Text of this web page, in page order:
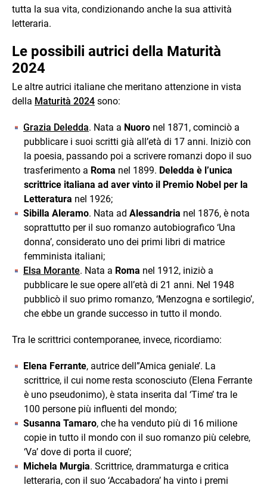
tutta la sua vita, condizionando anche la sua attività
letteraria.
Le possibili autrici della Maturità
2024
Le altre autrici italiane che meritano attenzione in vista
della Maturità 2024 sono:
Grazia Deledda. Nata a Nuoro nel 1871, cominciò a
pubblicare i suoi scritti già all’età di 17 anni. Iniziò con
la poesia, passando poi a scrivere romanzi dopo il suo
trasferimento a Roma nel 1899. Deledda è l’unica
scrittrice italiana ad aver vinto il Premio Nobel per la
Letteratura nel 1926;
Sibilla Aleramo. Nata ad Alessandria nel 1876, è nota
soprattutto per il suo romanzo autobiografico ‘Una
donna’, considerato uno dei primi libri di matrice
femminista italiani;
Elsa Morante. Nata a Roma nel 1912, iniziò a
pubblicare le sue opere all’età di 21 anni. Nel 1948
pubblicò il suo primo romanzo, ‘Menzogna e sortilegio’,
che ebbe un grande successo in tutto il mondo.
Tra le scrittrici contemporanee, invece, ricordiamo:
Elena Ferrante, autrice dell”Amica geniale’. La
scrittrice, il cui nome resta sconosciuto (Elena Ferrante
è uno pseudonimo), è stata inserita dal ‘Time’ tra le
100 persone più influenti del mondo;
Susanna Tamaro, che ha venduto più di 16 milione
copie in tutto il mondo con il suo romanzo più celebre,
‘Va’ dove di porta il cuore’;
Michela Murgia. Scrittrice, drammaturga e critica
letteraria, con il suo ‘Accabadora’ ha vinto i premi